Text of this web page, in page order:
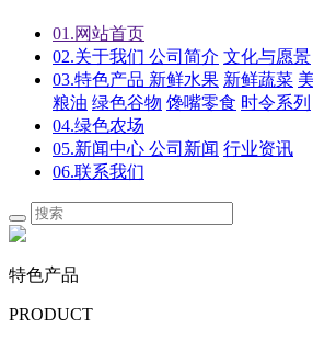
01.网站首页
02.关于我们 公司简介 文化与愿景
03.特色产品 新鲜水果 新鲜蔬菜
粮油 绿色谷物 馋嘴零食 时令系列
04.绿色农场
05.新闻中心 公司新闻 行业资讯
06.联系我们
特色产品
PRODUCT